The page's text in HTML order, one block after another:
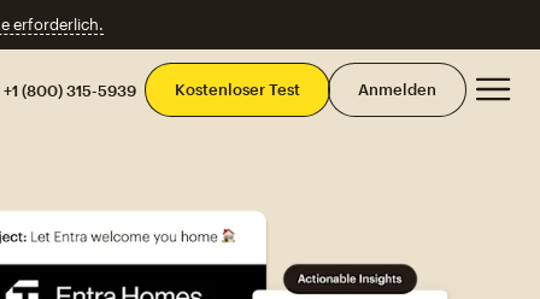
erforderlich.
+1 (800) 315-5939 Kostenloser Test Anmelden